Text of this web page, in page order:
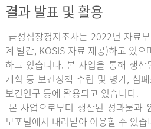
결과 발표 및 활용
급성심장정지조사는 2022년 자료
계 발간, KOSIS 자료 제공)하고 있
하고 있습니다. 본 사업을 통해 생
계획 등 보건정책 수립 및 평가, 심
보건연구 등에 활용되고 있습니다.
본 사업으로부터 생산된 성과물과
보포털에서 내려받아 이용할 수 있습